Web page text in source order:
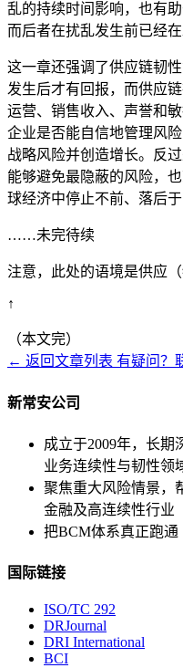
乱的持续时间影响，也有
而后者在扰乱发生前已经在
这一章还强调了供应链韧
发生后才有回报，而供应
运营、销售收入、声誉和
企业是否能自信地管理风
战略风险并创造增长。反
能够避免最隐蔽的风险，
球经济中停止不前、落后于
……未完待续
注意，此处的语境是供应（
↑
（本文完）
← 返回文章列表 有疑问？
新常安公司
成立于2009年，长期
业务连续性与韧性领
聚焦重大风险情景，
金融及高连续性行业
把BCM体系真正跑通
国际链接
ISO/TC 292
DRJournal
DRI International
BCI